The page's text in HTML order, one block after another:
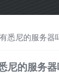
悉尼的服务器
尼的服务器